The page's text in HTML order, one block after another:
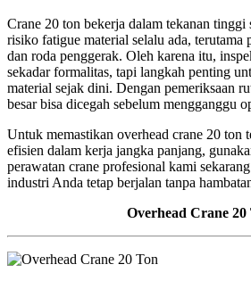
Crane 20 ton bekerja dalam tekanan tinggi
risiko fatigue material selalu ada, terutama
dan roda penggerak. Oleh karena itu,
sekadar formalitas, tapi langkah penting
material sejak dini. Dengan pemeriksaan
besar bisa dicegah sebelum mengganggu
Untuk memastikan overhead crane 20 ton
efisien dalam kerja jangka panjang,
perawatan crane profesional kami
industri Anda tetap berjalan tanpa
Overhead Crane 20